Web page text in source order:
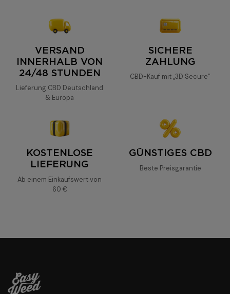
CBD-
Haschisch
BUDS
POPS
Limoncello
VERSAND
INNERHALB VON
24/48 STUNDEN
Lieferung CBD Deutschland
& Europa
SICHERE
ZAHLUNG
CBD-Kauf mit „3D Secure”
KOSTENLOSE
LIEFERUNG
Ab einem Einkaufswert von
60 €
GÜNSTIGES CBD
Beste Preisgarantie